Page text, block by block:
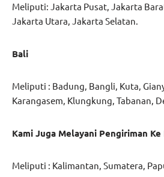
Meliputi: Jakarta Pusat, Jakarta
Jakarta Utara, Jakarta Selatan.
Bali
Meliputi : Badung, Bangli, Kuta,
Karangasem, Klungkung, Tabanan,
Kami Juga Melayani Pengiriman Ke
Meliputi : Kalimantan, Sumatera,